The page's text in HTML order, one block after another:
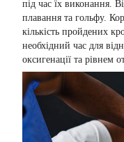
під час їх виконання.
плавання та гольфу.
кількість пройдених
необхідний час для
оксигенації та рівнем